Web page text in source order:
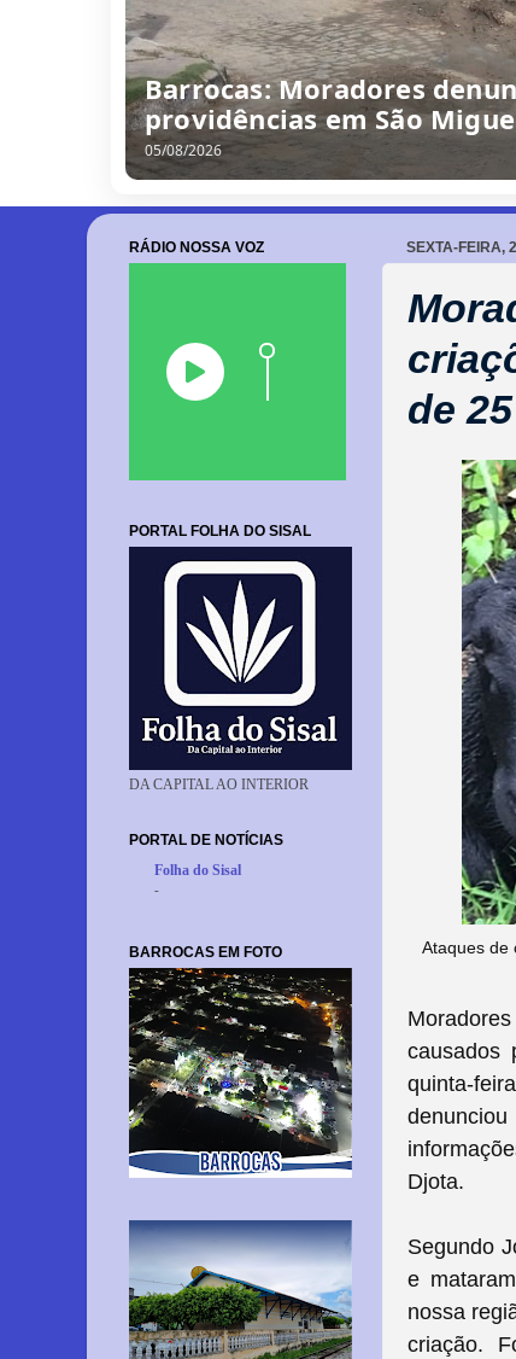
/
0
8
/
2
0
2
6
SEXTA-FEIRA,
de
Ataques de
causados
quinta-
Djota.
Segundo
e
nossa
criação.
RÁDIO NOSSA VOZ
PORTAL FOLHA DO SISAL
DA CAPITAL AO INTERIOR
PORTAL DE NOTÍCIAS
Folha do Sisal
-
BARROCAS EM FOTO